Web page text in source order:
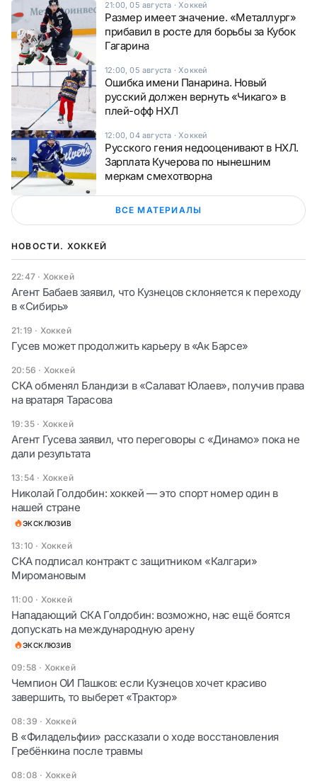
21:00, 05 августа ·Хоккей
Размер имеет значение. «Металлург»
прибавил в росте для борьбы за Кубок
Гагарина
12:00, 05 августа ·Хоккей
Ошибка имени Панарина. Новый
русский должен вернуть «Чикаго» в
плей-офф НХЛ
12:00, 04 августа ·Хоккей
Русского гения недооценивают в НХЛ.
Зарплата Кучерова по нынешним
меркам смехотворна
ВСЕ МАТЕРИАЛЫ
НОВОСТИ. ХОККЕЙ
22:47 · Хоккей
Агент Бабаев заявил, что Кузнецов склоняется к переходу
в «Сибирь»
21:19 · Хоккей
Гусев может продолжить карьеру в «Ак Барсе»
20:56 · Хоккей
СКА обменял Бландизи в «Салават Юлаев», получив права
на вратаря Тарасова
19:35 · Хоккей
Агент Гусева заявил, что переговоры с «Динамо» пока не
дали результата
13:54 · Хоккей
Николай Голдобин: хоккей — это спорт номер один в
нашей стране
ЭКСКЛЮЗИВ
13:10 · Хоккей
СКА подписал контракт с защитником «Калгари»
Миромановым
11:00 · Хоккей
Нападающий СКА Голдобин: возможно, нас ещё боятся
допускать на международную арену
ЭКСКЛЮЗИВ
09:58 · Хоккей
Чемпион ОИ Пашков: если Кузнецов хочет красиво
завершить, то выберет «Трактор»
08:39 · Хоккей
В «Филадельфии» рассказали о ходе восстановления
Гребёнкина после травмы
08:08 · Хоккей